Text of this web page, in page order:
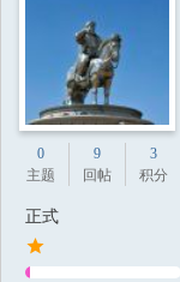
0
主题
9
回帖
3
积分
正式